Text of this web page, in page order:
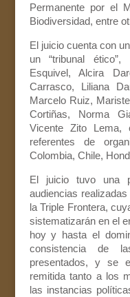
Permanente por el
Biodiversidad, entre
El juicio cuenta con
un “tribunal
Esquivel, Alcira
Carrasco, Liliana
Marcelo Ruiz,
Cortiñas, Norma
Vicente Zito Lema,
referentes de
Colombia, Chile,
El juicio tuvo una
audiencias
la Triple Frontera,
sistematizarán en el
hoy y hasta el
consistencia de
presentados, y se
remitida tanto a los
las instancias